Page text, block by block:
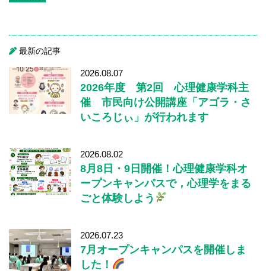
最新の記事
2026.08.07
2026年度 第2回 心理健康学科主
催 市民向け公開講座「アゴラ・さ
いころじぃ」が行われます
2026.08.02
8月8日・9日開催！心理健康学科オ
ープンキャンパスで，心理学をまる
ごと体験しよう
2026.07.23
7月オープンキャンパスを開催しま
した！